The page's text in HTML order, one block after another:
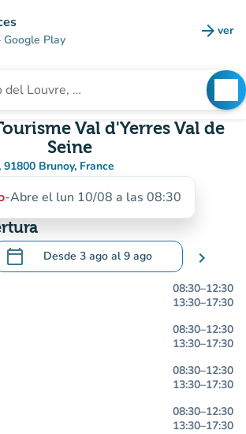
Google Play arrow_forward ver
Val d'Yerres Val de
Seine
Brunoy, France
(abrir en Google Maps)
(nueva pestaña)
-Abre el lun 10/08 a las 08:30
calendar_today Desde 3 ago al9 ago
.Abra el calendario para cambiar las
chevron_right
08:30–12:30
13:30–17:30
08:30–12:30
13:30–17:30
08:30–12:30
13:30–17:30
08:30–12:30
13:30–17:30